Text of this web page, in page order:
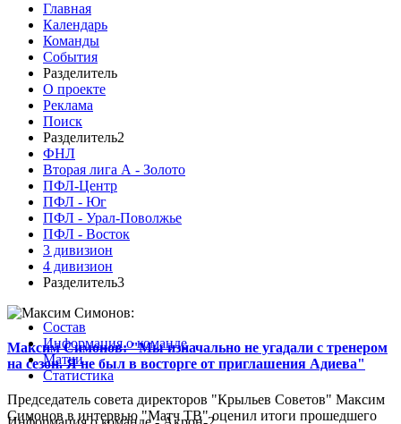
Главная
Календарь
Команды
События
Разделитель
О проекте
Реклама
Поиск
Разделитель2
ФНЛ
Вторая лига А - Золото
ПФЛ-Центр
ПФЛ - Юг
ПФЛ - Урал-Поволжье
ПФЛ - Восток
3 дивизион
4 дивизион
Разделитель3
Максим Симонов: "Мы изначально не угадали с тренером
на сезон. Я не был в восторге от приглашения Адиева"
Председатель совета директоров "Крыльев Советов" Максим
Симонов в интервью "Матч ТВ" оценил итоги прошедшего
Состав
Информация о команде
Матчи
Статистика